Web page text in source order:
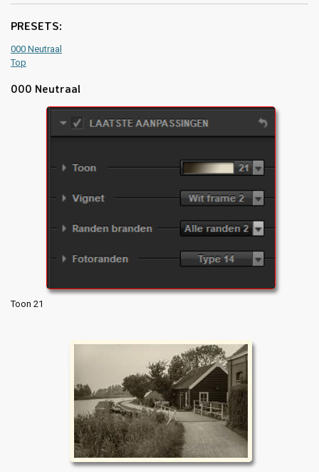
PRESETS:
000 Neutraal
Top
000 Neutraal
Toon 21